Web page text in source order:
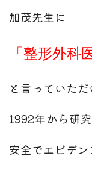
加茂先生に
「整形外科
と言っていた
1992年から研
安全でエビデン